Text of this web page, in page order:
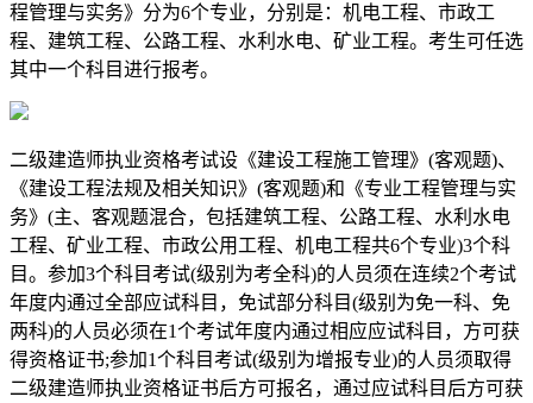
程管理与实务》分为6个专业，分别是：机电工程、市政工
程、建筑工程、公路工程、水利水电、矿业工程。考生可任选
其中一个科目进行报考。
二级建造师执业资格考试设《建设工程施工管理》(客观题)、
《建设工程法规及相关知识》(客观题)和《专业工程管理与实
务》(主、客观题混合，包括建筑工程、公路工程、水利水电
工程、矿业工程、市政公用工程、机电工程共6个专业)3个科
目。参加3个科目考试(级别为考全科)的人员须在连续2个考试
年度内通过全部应试科目，免试部分科目(级别为免一科、免
两科)的人员必须在1个考试年度内通过相应应试科目，方可获
得资格证书;参加1个科目考试(级别为增报专业)的人员须取得
二级建造师执业资格证书后方可报名，通过应试科目后方可获